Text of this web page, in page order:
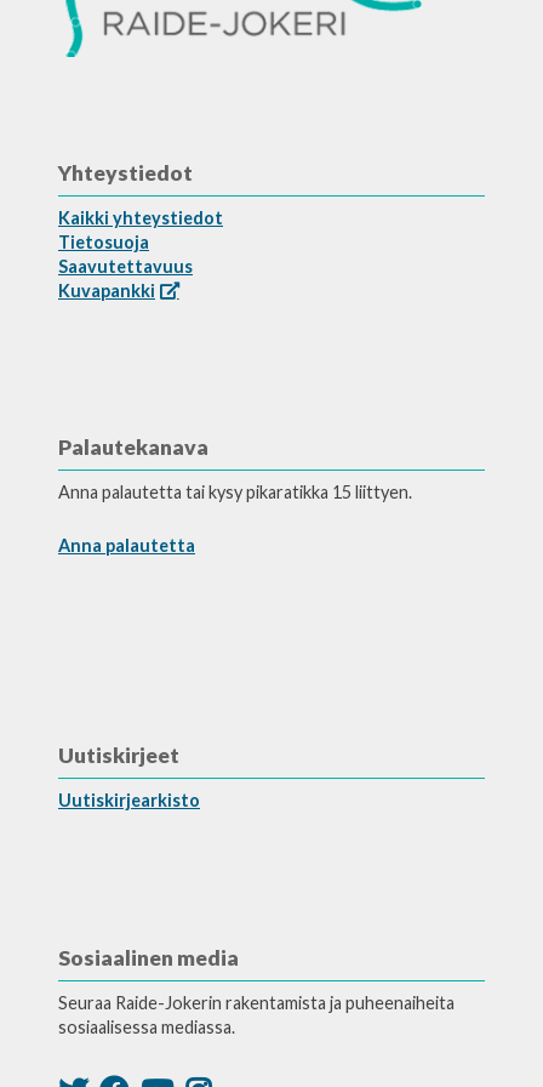
Yhteystiedot
Kaikki yhteystiedot
Tietosuoja
Saavutettavuus
Kuvapankki
Palautekanava
Anna palautetta tai kysy pikaratikka 15 liittyen.
Anna palautetta
Uutiskirjeet
Uutiskirjearkisto
Sosiaalinen media
Seuraa Raide-Jokerin rakentamista ja puheenaiheita
sosiaalisessa mediassa.